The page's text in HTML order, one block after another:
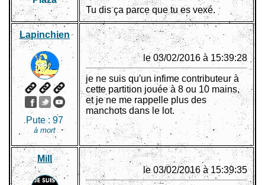
Tu dis ça parce que tu es vexé.
Lapinchien
Pute : 97
à mort
le 03/02/2016 à 15:39:28
je ne suis qu'un infime contributeur à
cette partition jouée à 8 ou 10 mains,
et je ne me rappelle plus des
manchots dans le lot.
Mill
le 03/02/2016 à 15:39:35